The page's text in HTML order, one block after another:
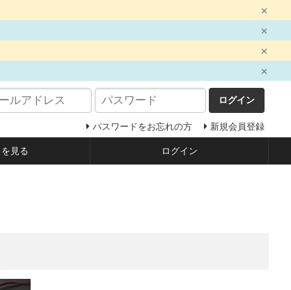
ログイン
パスワードをお忘れの方 新規会員登録
見る ログイン